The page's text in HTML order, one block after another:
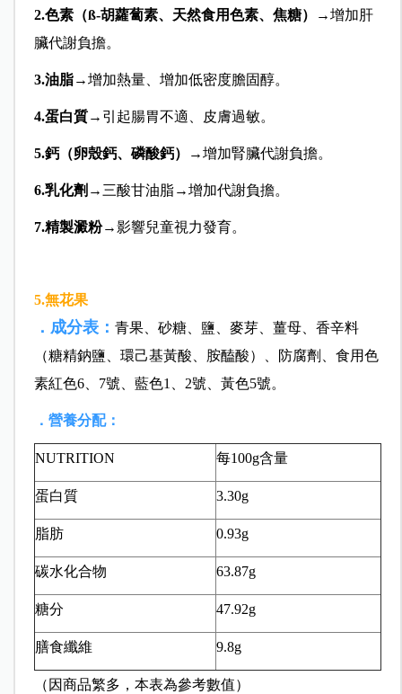
2.色素（ß-胡蘿蔔素、天然食用色素、焦糖）
→增加肝
臟代謝負擔。
3.油脂→增加熱量、增加低密度膽固醇。
4.蛋白質→引起腸胃不適、皮膚過敏。
5.鈣（卵殼鈣、磷酸鈣） →增加腎臟代謝負擔。
6.乳化劑 →三酸甘油脂→增加代謝負擔。
7.精製澱粉→影響兒童視力發育。
5.無花果
．成分表： 青果、砂糖、鹽、麥芽、薑母、香辛料
（糖精鈉鹽、環己基黃酸、胺醘酸）、防腐劑、食用色
素紅色6、7號、藍色1、2號、黃色5號。
．營養分配：
NUTRITION 每100g含量
蛋白質 3.30g
脂肪 0.93g
碳水化合物 63.87g
糖分 47.92g
膳食纖維 9.8g
（因商品繁多，本表為參考數值）